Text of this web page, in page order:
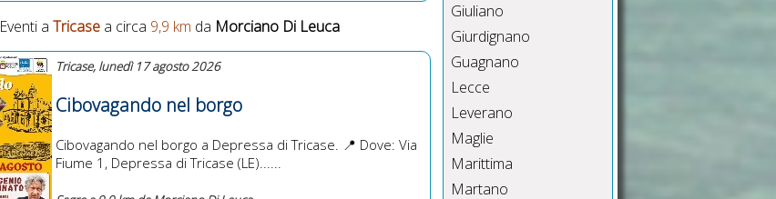
Eventi a Tricasea circa 9,9 km da Morciano Di Leuca
Tricase, lunedì 17 agosto 2026
Cibovagando nel borgo
Cibovagando nel borgo a Depressa di Tricase. 📍 Dove: Via
Fiume 1, Depressa di Tricase (LE)......
Giuliano
Giurdignano
Guagnano
Lecce
Leverano
Maglie
Marittima
Martano